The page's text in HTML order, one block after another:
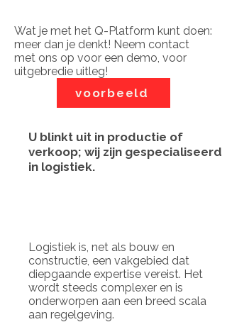
Wat je met het Q-Platform kunt doen:
meer dan je denkt! Neem contact
met ons op voor een demo, voor
uitgebredie uitleg!
voorbeeld
U blinkt uit in productie of
verkoop; wij zijn gespecialiseerd
in logistiek.
Logistiek is, net als bouw en
constructie, een vakgebied dat
diepgaande expertise vereist. Het
wordt steeds complexer en is
onderworpen aan een breed scala
aan regelgeving.